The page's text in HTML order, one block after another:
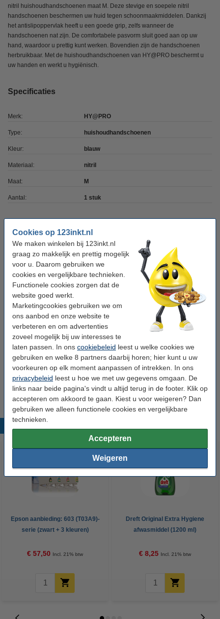
Cookies op 123inkt.nl
We maken winkelen bij 123inkt.nl
graag zo makkelijk en prettig mogelijk
voor u. Daarom gebruiken we
cookies en vergelijkbare technieken.
Functionele cookies zorgen dat de
website goed werkt.
Marketingcookies gebruiken we om
ons aanbod en onze website te
verbeteren en om advertenties
zoveel mogelijk bij uw interesses te
laten passen. In ons cookiebeleid leest u welke cookies we
gebruiken en welke 8 partners daarbij horen; hier kunt u uw
voorkeuren op elk moment aanpassen of intrekken. In ons
privacybeleid leest u hoe we met uw gegevens omgaan. De
links naar beide pagina's vindt u altijd terug in de footer. Klik op
accepteren om akkoord te gaan. Kiest u voor weigeren? Dan
gebruiken we alleen functionele cookies en vergelijkbare
technieken.
Accepteren
Weigeren
nitril huishoudhandschoenen maat M. Deze stevige en soepele nitril
handschoenen beschermen uw huid tegen schoonmaakmiddelen. Dankzij
het antislipoppervlak heeft u een goede grip, zelfs wanneer de
handschoenen nat zijn. De comfortabele pasvorm sluit goed aan op uw
hand, waardoor u prettig kunt werken. Bovendien zijn de handschoenen
herbruikbaar. Met de huishoudhandschoenen van HY@PRO beschermt u
uw handen en werkt u hygiënisch.
Specificaties
Merk: HY@PRO
Type: huishoudhandschoenen
Kleur: blauw
Materiaal: nitril
Maat: M
Aantal: 1 stuk
Aanbieding: 10x HY@PRO Nitril
huishoudhandschoenen M (1 paar, 65 gram)
€ 20,25
Tip: meebestellen
€ 1,25
123schoon Pink Sensation afwasmiddel (500
ml)
€ 1,95
123schoon afwasborstel hout
€ 1,95
Epson aanbieding: 603 (T03A9)-
serie (zwart + 3 kleuren)
€ 57,50 Incl. 21% btw
Dreft Original Extra Hygiene
afwasmiddel (1200 ml)
€ 8,25 Incl. 21% btw